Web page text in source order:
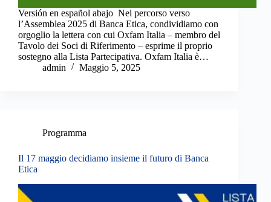
Versión en español abajo Nel percorso verso
l’Assemblea 2025 di Banca Etica, condividiamo con
orgoglio la lettera con cui Oxfam Italia – membro del
Tavolo dei Soci di Riferimento – esprime il proprio
sostegno alla Lista Partecipativa. Oxfam Italia è…
admin
Maggio 5, 2025
Programma
Il 17 maggio decidiamo insieme il futuro di Banca
Etica